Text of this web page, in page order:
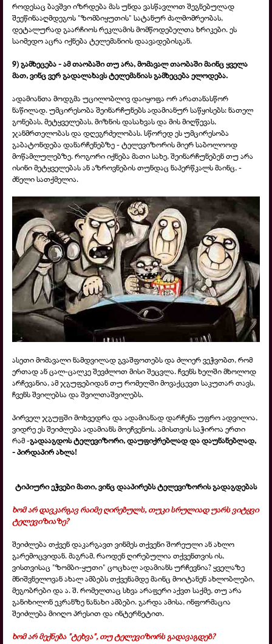
როდესაც ბავშვი იზრდება მას უნდა ვასწავლოთ შეგნებულად
შეეწინააღმდეგოს "ზომბიყუთის" სატანურ ძალმომრეობას,
დეტალურად გაარჩიოს რეკლამის მომწოდებელთა ხრიკები. ეს
საიმედო აცრა იქნება ტელემანიის დაავადებისგან.
9) გამხეცება- ამ თაობაში თუ არა, მომავალ თაობაში მაინც ყველა
მათ, ვინც ვერ გადალახავს ტელემანიას გამხეცება ელოდება.
ადამიანთა მოდგმა უცილობლივ დაიყოფა ორ არათანასწორ
ნაწილად. უმცირესობა შეინარჩუნებს ადამიანურ საწყისებს: ნათელ
გონებას, მეტყველებას, მიზნის დასახვას და მის მიღწევას,
ჯანმრთელობას და დღეგრძელობას. სწორედ ეს უმცირესობა
გაბატონდება დანარჩენებზე - ტელევიზორის მიერ საბოლოოდ
მოწამლულებზე. როგორი იქნება მათი სახე, შეინარჩუნებენ თუ არა
ისინი მეტყველებას ან აზროვნების თუნდაც ნაპერწკალს მაინც, -
ძნელი სათქმელია.
ასეთი მომავალი ნამდვილად გვაშფოთებს და ძლიერ ვეჭვობთ, რომ
ერთად ან ცალ-ცალკე შევძლოთ მისი შეცვლა. ჩვენს ხელში მხოლოდ
არჩევანია, ამ ჯგუფებიდან თუ რომელში მოვაქცევთ საკუთარ თავს,
ჩვენს შვილებსა და შვილთაშვილებს.
პირველ ჯგუფში მოხვედრა და ადამიანად დარჩენა უფრო ადვილია,
ვიდრე ეს შეიძლება ადამიანს მოეჩვენოს. ამისთვის საჭიროა ერთი
რამ -გადააგდოს ტელევიზორი, დაუფიქრებლად და დაუნანებლად,
-პირდაპირ ახლა!
ტიპიური ეჭვები მათი, ვინც დააპირებს ტელევიზორის გადაგდებას
ხომ არ დავკარგავ რაიმე ღირებულს, თუკი სრულიად უარს ვიტყვი
ტელევიზიაზე?
შეიძლება თქვენ დაკარგავთ ვინმეს თქვენი შორეული ან ახლო
გარემოცვიდან. მაგრამ, რაოდენ ღირებულია თქვენთვის ის,
ვისთვისაც "ზომბი-ყუთი" ცოცხალ ადამიანს ურჩევნია? ყველაზე
მნიშვნელოვან ახალ ამბებს თქვენამდე მაინც მოიტანენ ახლობლები,
მეგობრები და ა. შ. რომელთაც სხვა არაფერი აქვთ საქმე, თუ არა
განიხილონ ეკრანზე ნანახი ამბები. გარდა ამისა, ინფორმაცია
შეიძლება მიიღო პრესით და ინტერნეტით.
ხომ არ მექნება "ტეხვა", თუ ტელევიზორს გადავაგდებ?